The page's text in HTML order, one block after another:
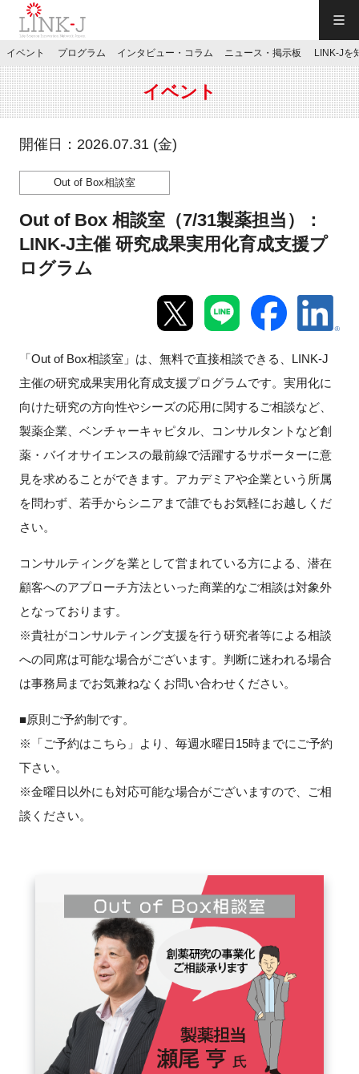
JP／EN
特別会員専用メニュー
施設ご予約
新規登録
イベント
プログラム
ニュース・掲示板
特別会員
施設・アクセス
イベント プログラム インタビュー・コラム ニュース・掲示板 LINK-Jを
イベント
開催日：2026.07.31 (金)
Out of Box相談室
Out of Box 相談室（7/31製薬担当）：
LINK-J主催 研究成果実用化育成支援プ
ログラム
「Out of Box相談室」は、無料で直接相談できる、LINK-J
主催の研究成果実用化育成支援プログラムです。実用化に
向けた研究の方向性やシーズの応用に関するご相談など、
製薬企業、ベンチャーキャピタル、コンサルタントなど創
薬・バイオサイエンスの最前線で活躍するサポーターに意
見を求めることができます。アカデミアや企業という所属
を問わず、若手からシニアまで誰でもお気軽にお越しくだ
さい。
コンサルティングを業として営まれている方による、潜在
顧客へのアプローチ方法といった商業的なご相談は対象外
となっております。
※貴社がコンサルティング支援を行う研究者等による相談
への同席は可能な場合がございます。判断に迷われる場合
は事務局までお気兼ねなくお問い合わせください。
■原則ご予約制です。
※「ご予約はこちら」より、毎週水曜日15時までにご予約
下さい。
※金曜日以外にも対応可能な場合がございますので、ご相
談ください。